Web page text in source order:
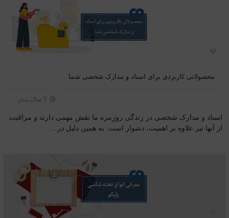
محصولاتی کاربردی برای اسناد و مدارک شخصی شما
5 سال پیش
اسناد و مدارک شخصی در زندگی روزمره ما نقش مهمی دارند و مراقبت
از آنها نیز علاوه بر اهمیت، دشوار است. به همین دلیل در...